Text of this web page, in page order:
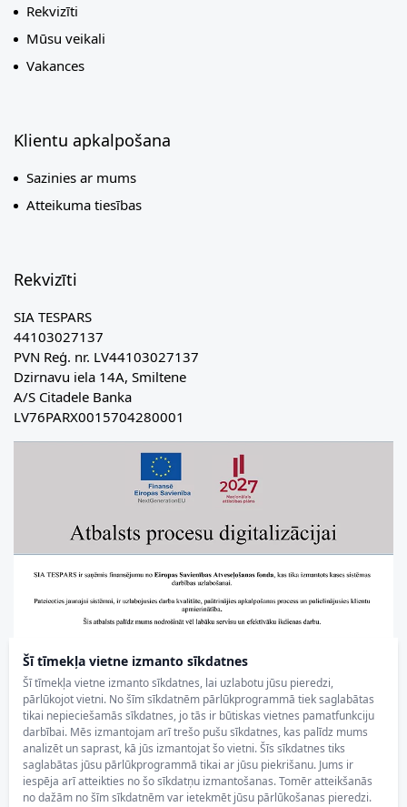
Šī tīmekļa vietne izmanto sīkdatnes
Šī tīmekļa vietne izmanto sīkdatnes, lai uzlabotu jūsu pieredzi,
pārlūkojot vietni. No šīm sīkdatnēm pārlūkprogrammā tiek saglabātas
tikai nepieciešamās sīkdatnes, jo tās ir būtiskas vietnes pamatfunkciju
darbībai. Mēs izmantojam arī trešo pušu sīkdatnes, kas palīdz mums
analizēt un saprast, kā jūs izmantojat šo vietni. Šīs sīkdatnes tiks
saglabātas jūsu pārlūkprogrammā tikai ar jūsu piekrišanu. Jums ir
iespēja arī atteikties no šo sīkdatņu izmantošanas. Tomēr atteikšanās
no dažām no šīm sīkdatnēm var ietekmēt jūsu pārlūkošanas pieredzi.
Rekvizīti
Mūsu veikali
Vakances
Klientu apkalpošana
Sazinies ar mums
Atteikuma tiesības
Rekvizīti
SIA TESPARS
44103027137
PVN Reģ. nr. LV44103027137
Dzirnavu iela 14A, Smiltene
A/S Citadele Banka
LV76PARX0015704280001